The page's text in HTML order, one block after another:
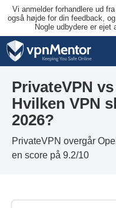
Vi anmelder forhandlere ud
også højde for din feedback,
Nogle udbydere er ejet
PrivateVPN
Hvilken VPN
2026?
PrivateVPN overgår
en score på 9.2/10